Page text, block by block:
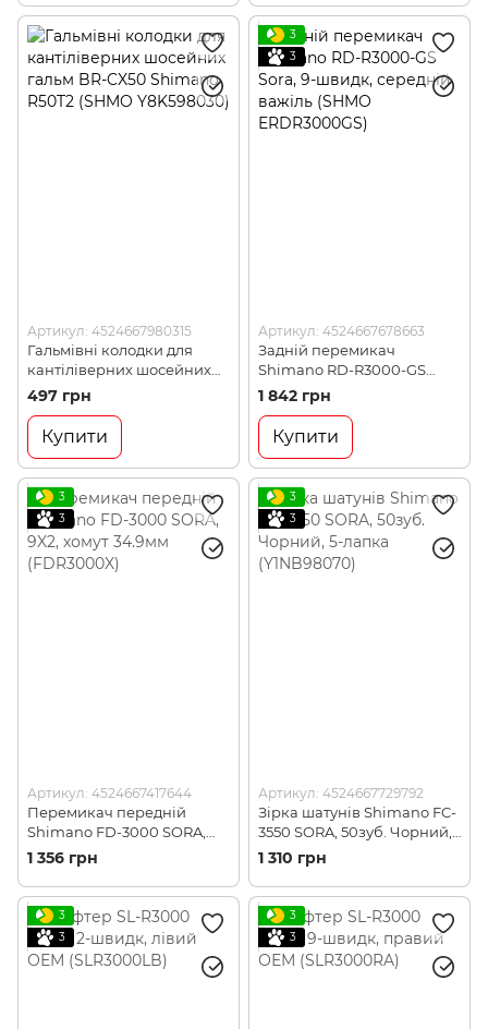
Артикул: 4524667980315
Гальмівні колодки для
кантіліверних шосейних
гальм BR-CX50 Shimano
R50T2 (SHMO Y8K598030)
497 грн
Купити
3
3
Артикул: 4524667678663
Задній перемикач
Shimano RD-R3000-GS
Sora, 9-швидк, середній
важіль (SHMO
ERDR3000GS)
1 842 грн
Купити
3
3
Артикул: 4524667417644
Перемикач передній
Shimano FD-3000 SORA,
9X2, хомут 34.9мм
(FDR3000X)
1 356 грн
3
3
Артикул: 4524667729792
Зірка шатунів Shimano FC-
3550 SORA, 50зуб. Чорний,
5-лапка (Y1NB98070)
1 310 грн
3
3
3
3